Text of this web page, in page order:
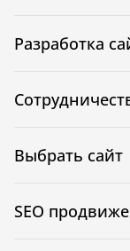
Разработка
Выбрать сайт
SEO